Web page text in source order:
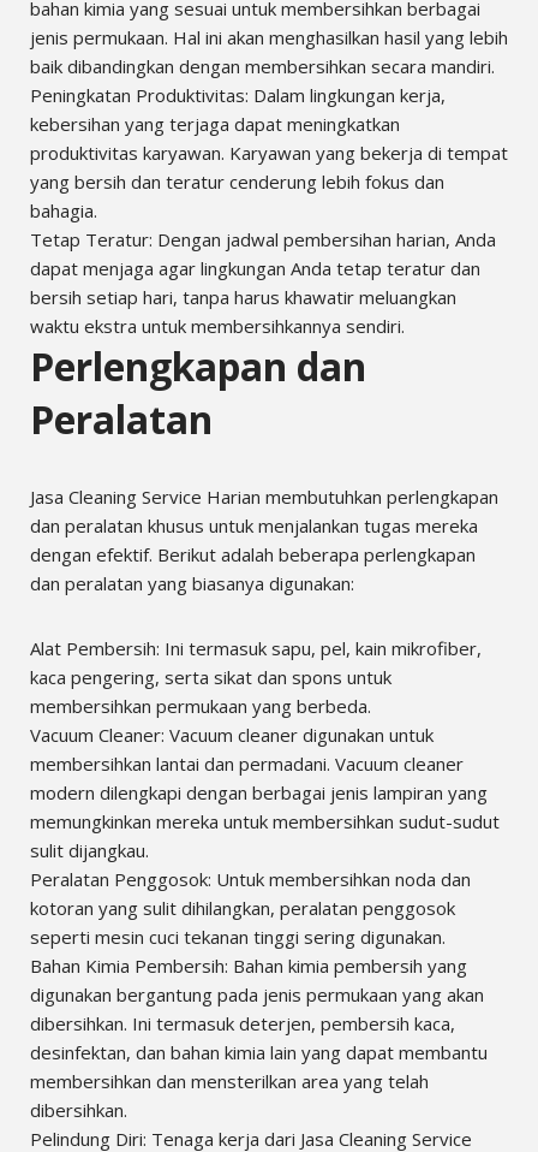
bahan kimia yang sesuai untuk membersihkan berbagai
jenis permukaan. Hal ini akan menghasilkan hasil yang lebih
baik dibandingkan dengan membersihkan secara mandiri.
Peningkatan Produktivitas: Dalam lingkungan kerja,
kebersihan yang terjaga dapat meningkatkan
produktivitas karyawan. Karyawan yang bekerja di tempat
yang bersih dan teratur cenderung lebih fokus dan
bahagia.
Tetap Teratur: Dengan jadwal pembersihan harian, Anda
dapat menjaga agar lingkungan Anda tetap teratur dan
bersih setiap hari, tanpa harus khawatir meluangkan
waktu ekstra untuk membersihkannya sendiri.
Perlengkapan dan
Peralatan
Jasa Cleaning Service Harian membutuhkan perlengkapan
dan peralatan khusus untuk menjalankan tugas mereka
dengan efektif. Berikut adalah beberapa perlengkapan
dan peralatan yang biasanya digunakan:
Alat Pembersih: Ini termasuk sapu, pel, kain mikrofiber,
kaca pengering, serta sikat dan spons untuk
membersihkan permukaan yang berbeda.
Vacuum Cleaner: Vacuum cleaner digunakan untuk
membersihkan lantai dan permadani. Vacuum cleaner
modern dilengkapi dengan berbagai jenis lampiran yang
memungkinkan mereka untuk membersihkan sudut-sudut
sulit dijangkau.
Peralatan Penggosok: Untuk membersihkan noda dan
kotoran yang sulit dihilangkan, peralatan penggosok
seperti mesin cuci tekanan tinggi sering digunakan.
Bahan Kimia Pembersih: Bahan kimia pembersih yang
digunakan bergantung pada jenis permukaan yang akan
dibersihkan. Ini termasuk deterjen, pembersih kaca,
desinfektan, dan bahan kimia lain yang dapat membantu
membersihkan dan mensterilkan area yang telah
dibersihkan.
Pelindung Diri: Tenaga kerja dari Jasa Cleaning Service